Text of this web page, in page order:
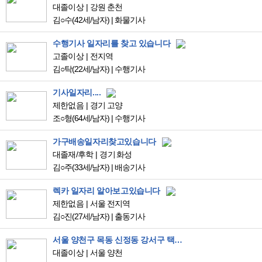
대졸이상
강원 춘천
김○수(42세/남자) | 화물기사
수행기사 일자리를 찾고 있습니다
고졸이상
전지역
김○탁(22세/남자) | 수행기사
기사일자리....
제한없음
경기 고양
조○형(64세/남자) | 수행기사
가구배송일자리찾고있습니다
대졸재/후학
경기 화성
김○주(33세/남자) |배송기사
렉카 일자리 알아보고있습니다
제한없음
서울 전지역
김○진(27세/남자) | 출동기사
서울 양천구 목동 신정동 강서구 택배기사 일자리 찾습니다
대졸이상
서울 양천